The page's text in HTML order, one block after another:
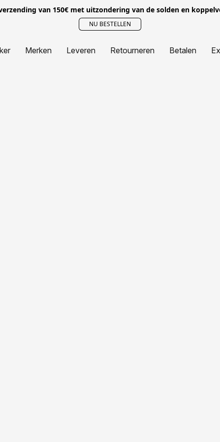
van 150€ met uitzondering van de solden en
NU BESTELLEN
Merken Leveren Retourneren Betalen